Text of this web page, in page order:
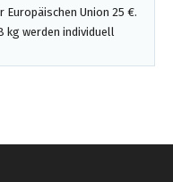
Union 25 €.
kg werden individuell